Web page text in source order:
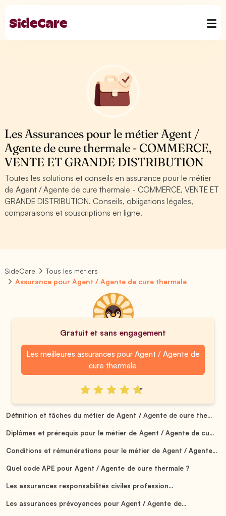
Les Assurances pour le métier Agent /
Agente de cure thermale - COMMERCE,
VENTE ET GRANDE DISTRIBUTION
Toutes les solutions et conseils en assurance pour le métier
de Agent / Agente de cure thermale - COMMERCE, VENTE ET
GRANDE DISTRIBUTION. Conseils, obligations légales,
comparaisons et souscriptions en ligne.
SideCare
Tous les métiers
Assurance pour Agent / Agente de cure thermale
Gratuit et sans engagement
Les meilleures assurances pour Agent / Agente de
cure thermale
Définition et tâches du métier de Agent / Agente de cure the...
Diplômes et prérequis pour le métier de Agent / Agente de cu...
Conditions et rémunérations pour le métier de Agent / Agente...
Quel code APE pour Agent / Agente de cure thermale ?
Les assurances responsabilités civiles profession...
Les assurances prévoyances pour Agent / Agente de...